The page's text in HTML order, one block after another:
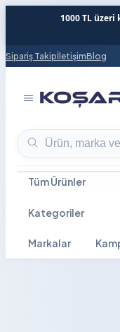
1000 TL üzeri
Sipariş TakipİletişimBlog
Ürün ara
Tüm Ürünler
Kategoriler
Markalar